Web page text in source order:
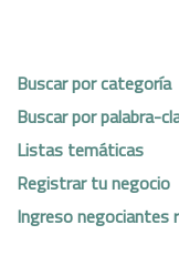
Buscar por categoría
Buscar por palabra-
Listas temáticas
Registrar tu negocio
Ingreso negociantes